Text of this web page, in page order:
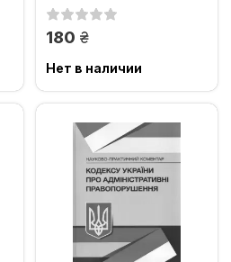
правопорушення. ЦУЛ
180 грн.
Нет в наличии